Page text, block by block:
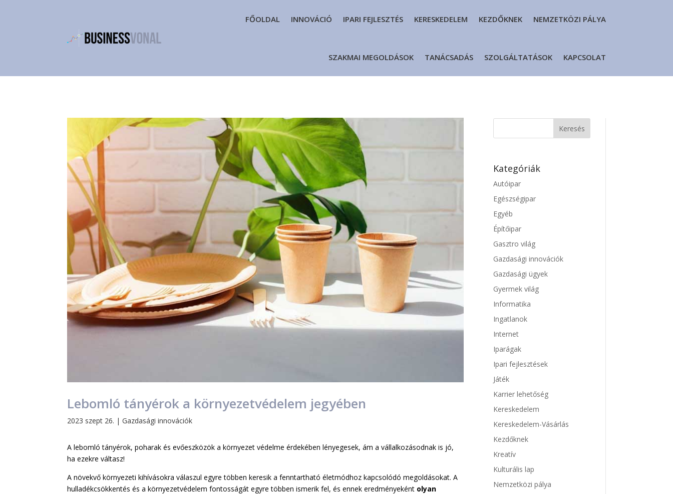
FŐOLDAL INNOVÁCIÓ IPARI FEJLESZTÉS KERESKEDELEM KEZDŐKNEK NEMZETKÖZI PÁLYA
SZAKMAI MEGOLDÁSOK TANÁCSADÁS SZOLGÁLTATÁSOK KAPCSOLAT
Lebomló tányérok a környezetvédelem jegyében
2023 szept 26. |Gazdasági innovációk
A lebomló tányérok, poharak és evőeszközök a környezet védelme érdekében lényegesek, ám a vállalkozásodnak is jó,
ha ezekre váltasz!
A növekvő környezeti kihívásokra válaszul egyre többen keresik a fenntartható életmódhoz kapcsolódó megoldásokat. A
hulladékcsökkentés és a környezetvédelem fontosságát egyre többen ismerik fel, és ennek eredményeként olyan
Kategóriák
Autóipar
Egészségipar
Egyéb
Építőipar
Gasztro világ
Gazdasági innovációk
Gazdasági ügyek
Gyermek világ
Informatika
Ingatlanok
Internet
Iparágak
Ipari fejlesztések
Játék
Karrier lehetőség
Kereskedelem
Kereskedelem-Vásárlás
Kezdőknek
Kreatív
Kulturális lap
Nemzetközi pálya